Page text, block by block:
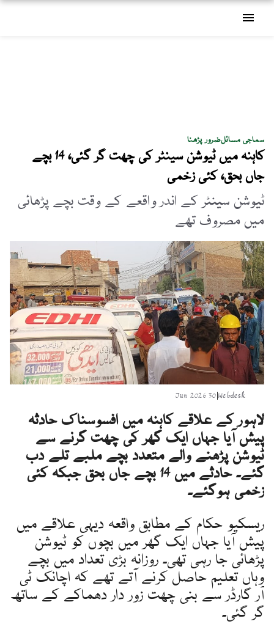
menu
سماجی مسائلضرور پڑھنا
کاہنہ میں ٹیوشن سینٹر کی چھت گر گئی، 14 بچے
جاں بحق، کئی زخمی
ٹیوشن سینٹر کے اندر واقعے کے وقت بچے پڑھائی
میں مصروف تھے
Webdesk
|
30 Jun 2026
لاہور کے علاقے کاہنہ میں افسوسناک حادثہ
پیش آیا جہاں ایک گھر کی چھت گرنے سے
ٹیوشن پڑھنے والے متعدد بچے ملبے تلے دب
گئے۔ حادثے میں 14 بچے جاں بحق جبکہ کئی
زخمی ہوگئے۔
ریسکیو حکام کے مطابق واقعہ دیہی علاقے میں
پیش آیا جہاں ایک گھر میں بچوں کو ٹیوشن
پڑھائی جا رہی تھی۔ روزانہ بڑی تعداد میں بچے
وہاں تعلیم حاصل کرنے آتے تھے کہ اچانک ٹی
آر گارڈر سے بنی چھت زور دار دھماکے کے ساتھ
گر گئی۔